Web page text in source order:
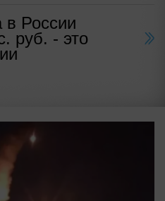
в России
руб. - это